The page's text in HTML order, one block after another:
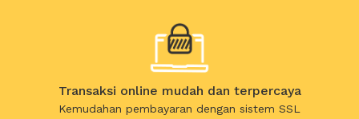
Transaksi online mudah dan terpercaya
Kemudahan pembayaran dengan sistem SSL